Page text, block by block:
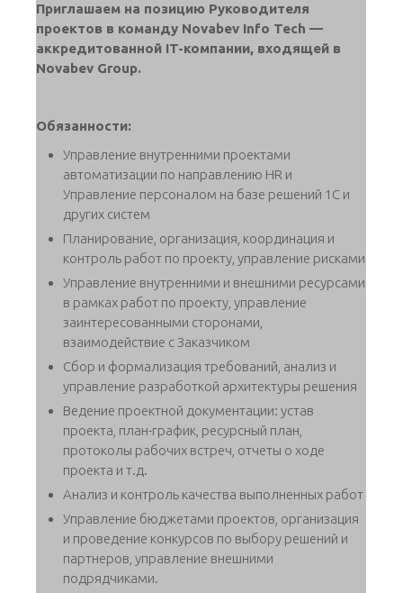
Приглашаем на позицию Руководителя
проектов в команду Novabev Info Tech —
аккредитованной IT-компании, входящей в
Novabev Group.
Обязанности:
Управление внутренними проектами
автоматизации по направлению HR и
Управление персоналом на базе решений 1С и
других систем
Планирование, организация, координация и
контроль работ по проекту, управление рисками
Управление внутренними и внешними ресурсами
в рамках работ по проекту, управление
заинтересованными сторонами,
взаимодействие с Заказчиком
Сбор и формализация требований, анализ и
управление разработкой архитектуры решения
Ведение проектной документации: устав
проекта, план-график, ресурсный план,
протоколы рабочих встреч, отчеты о ходе
проекта и т.д.
Анализ и контроль качества выполненных работ
Управление бюджетами проектов, организация
и проведение конкурсов по выбору решений и
партнеров, управление внешними
подрядчиками.